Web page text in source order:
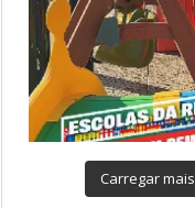
Carregar mais